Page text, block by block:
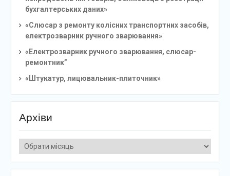
бухгалтерських даних»
«Слюсар з ремонту колісних транспортних засобів,
електрозварник ручного зварювання»
«Електрозварник ручного зварювання, слюсар-
ремонтник”
«Штукатур, лицювальник-плиточник»
Архіви
Архіви